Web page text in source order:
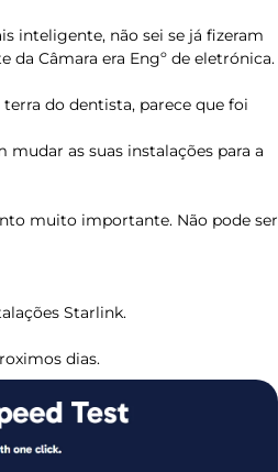
inteligente, não sei se já fizeram
da Câmara era Engº de eletrónica.
do dentista, parece que foi
mudar as suas instalações para a
muito importante. Não pode ser
Starlink.
dias.